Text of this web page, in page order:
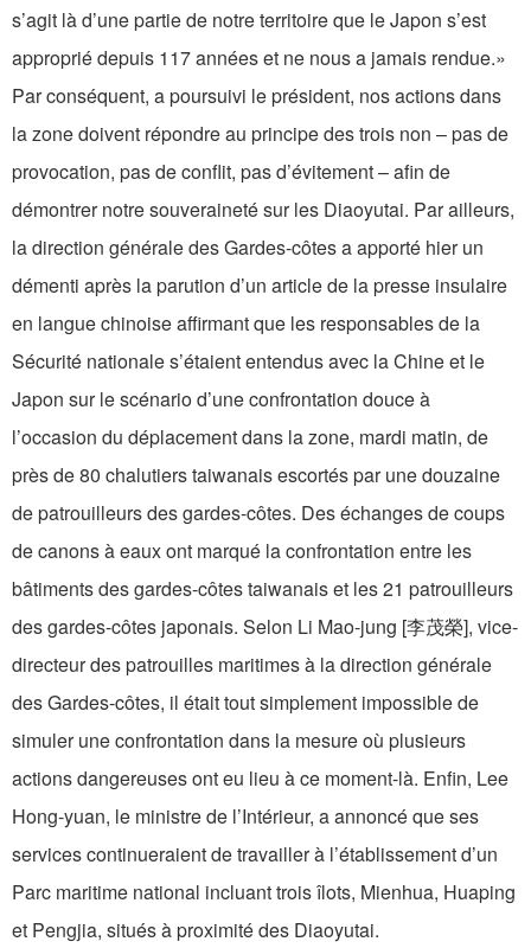
s’agit là d’une partie de notre territoire que le Japon s’est
approprié depuis 117 années et ne nous a jamais rendue.»
Par conséquent, a poursuivi le président, nos actions dans
la zone doivent répondre au principe des trois non – pas de
provocation, pas de conflit, pas d’évitement – afin de
démontrer notre souveraineté sur les Diaoyutai. Par ailleurs,
la direction générale des Gardes-côtes a apporté hier un
démenti après la parution d’un article de la presse insulaire
en langue chinoise affirmant que les responsables de la
Sécurité nationale s’étaient entendus avec la Chine et le
Japon sur le scénario d’une confrontation douce à
l’occasion du déplacement dans la zone, mardi matin, de
près de 80 chalutiers taiwanais escortés par une douzaine
de patrouilleurs des gardes-côtes. Des échanges de coups
de canons à eaux ont marqué la confrontation entre les
bâtiments des gardes-côtes taiwanais et les 21 patrouilleurs
des gardes-côtes japonais. Selon Li Mao-jung [李茂榮], vice-
directeur des patrouilles maritimes à la direction générale
des Gardes-côtes, il était tout simplement impossible de
simuler une confrontation dans la mesure où plusieurs
actions dangereuses ont eu lieu à ce moment-là. Enfin, Lee
Hong-yuan, le ministre de l’Intérieur, a annoncé que ses
services continueraient de travailler à l’établissement d’un
Parc maritime national incluant trois îlots, Mienhua, Huaping
et Pengjia, situés à proximité des Diaoyutai.